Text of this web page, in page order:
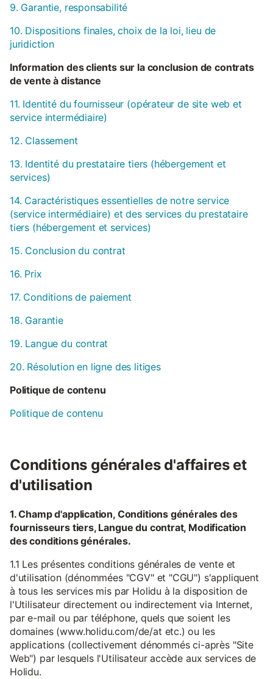
9. Garantie, responsabilité
10. Dispositions finales, choix de la loi, lieu de
juridiction
Information des clients sur la conclusion de contrats
de vente à distance
11. Identité du fournisseur (opérateur de site web et
service intermédiaire)
12. Classement
13. Identité du prestataire tiers (hébergement et
services)
14. Caractéristiques essentielles de notre service
(service intermédiaire) et des services du prestataire
tiers (hébergement et services)
15. Conclusion du contrat
16. Prix
17. Conditions de paiement
18. Garantie
19. Langue du contrat
20. Résolution en ligne des litiges
Politique de contenu
Politique de contenu
Conditions générales d'affaires et
d'utilisation
1. Champ d'application, Conditions générales des
fournisseurs tiers, Langue du contrat, Modification
des conditions générales.
1.1 Les présentes conditions générales de vente et
d'utilisation (dénommées "CGV" et "CGU") s'appliquent
à tous les services mis par Holidu à la disposition de
l'Utilisateur directement ou indirectement via Internet,
par e-mail ou par téléphone, quels que soient les
domaines (www.holidu.com/de/at etc.) ou les
applications (collectivement dénommés ci-après "Site
Web") par lesquels l'Utilisateur accède aux services de
Holidu.